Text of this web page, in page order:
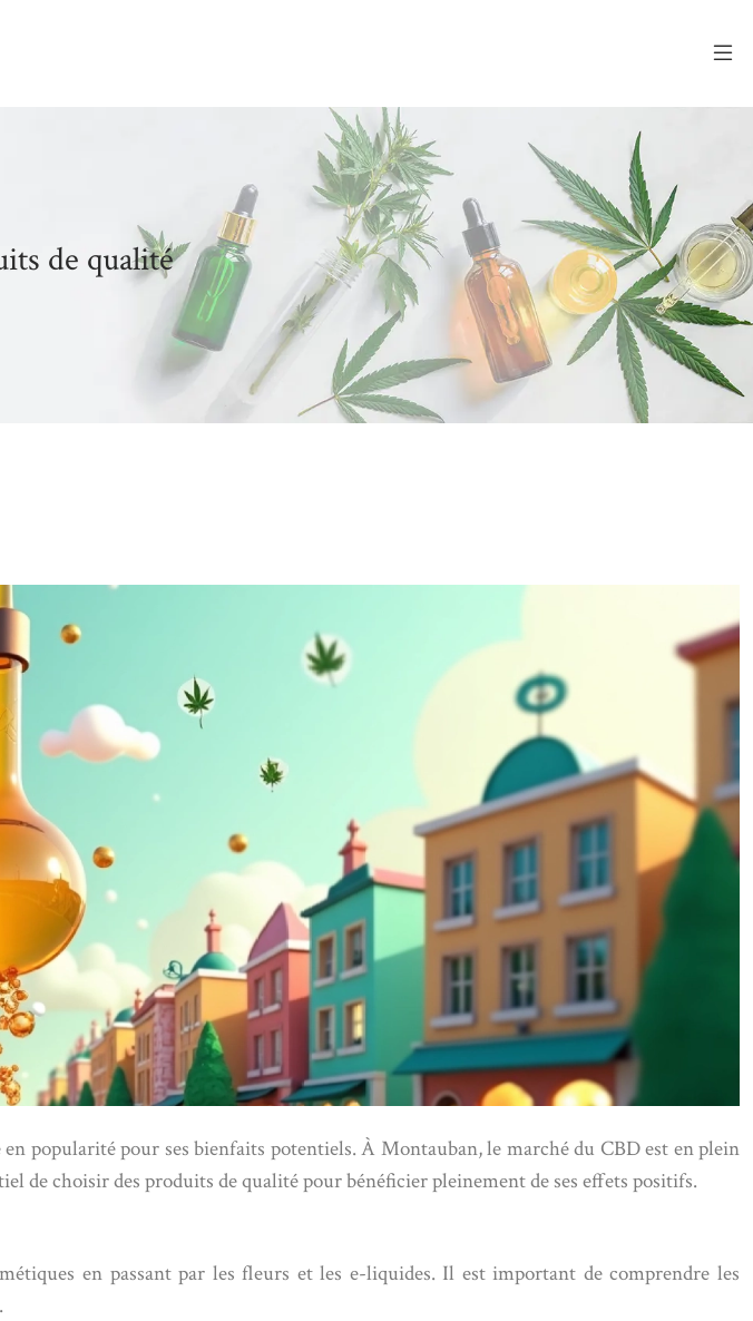
de qualité
popularité pour ses bienfaits potentiels. À Montauban, le marché du CBD est en plein
de choisir des produits de qualité pour bénéficier pleinement de ses effets positifs.
en passant par les fleurs et les e-liquides. Il est important de comprendre les